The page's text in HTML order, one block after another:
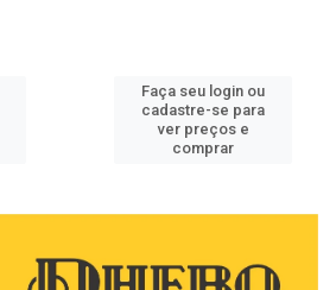
Faça seu login ou
cadastre-se para
ver preços e
comprar